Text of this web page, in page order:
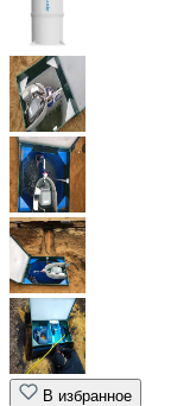
В избранное